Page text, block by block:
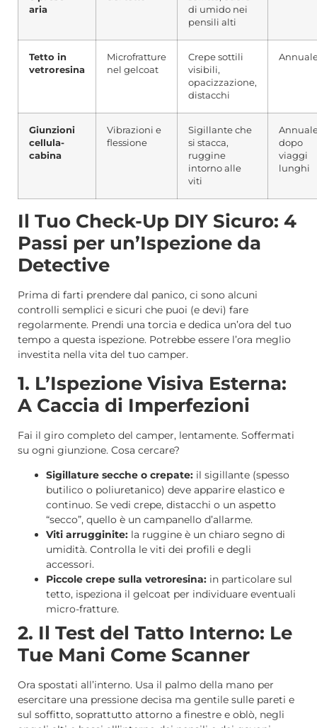
aria
di umido nei
pensili alti
Tetto in
vetroresina
Microfratture
nel gelcoat
Crepe sottili
visibili,
opacizzazione,
distacchi
Giunzioni
cellula-
cabina
Vibrazioni e
flessione
Sigillante che
si stacca,
ruggine
intorno alle
viti
dopo
viaggi
lunghi
Il Tuo Check-Up DIY Sicuro: 4
Passi per un’Ispezione da
Detective
Prima di farti prendere dal panico, ci sono alcuni
controlli semplici e sicuri che puoi (e devi) fare
regolarmente. Prendi una torcia e dedica un’ora del tuo
tempo a questa ispezione. Potrebbe essere l’ora meglio
investita nella vita del tuo camper.
1. L’Ispezione Visiva Esterna:
A Caccia di Imperfezioni
Fai il giro completo del camper, lentamente. Soffermati
su ogni giunzione. Cosa cercare?
Sigillature secche o crepate: il sigillante (spesso
butilico o poliuretanico) deve apparire elastico e
continuo. Se vedi crepe, distacchi o un aspetto
“secco”, quello è un campanello d’allarme.
Viti arrugginite: la ruggine è un chiaro segno di
umidità. Controlla le viti dei profili e degli
accessori.
Piccole crepe sulla vetroresina: in particolare sul
tetto, ispeziona il gelcoat per individuare eventuali
micro-fratture.
2. Il Test del Tatto Interno: Le
Tue Mani Come Scanner
Ora spostati all’interno. Usa il palmo della mano per
esercitare una pressione decisa ma gentile sulle pareti e
sul soffitto, soprattutto attorno a finestre e oblò, negli